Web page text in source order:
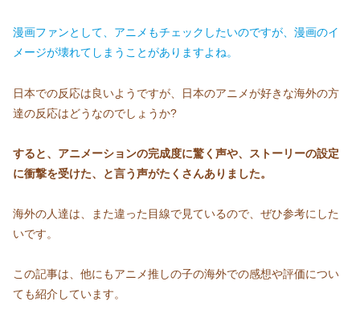
漫画ファンとして、アニメもチェックしたいのですが、漫画のイ
メージが壊れてしまうことがありますよね。
日本での反応は良いようですが、日本のアニメが好きな海外の方
達の反応はどうなのでしょうか?
すると、アニメーションの完成度に驚く声や、ストーリーの設定
に衝撃を受けた、と言う声がたくさんありました。
海外の人達は、また違った目線で見ているので、ぜひ参考にした
いです。
この記事は、他にもアニメ推しの子の海外での感想や評価につい
ても紹介しています。